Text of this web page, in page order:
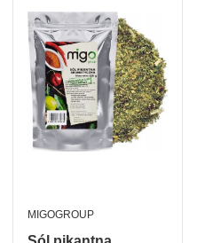
PRODUCENT
MIGOGROUP